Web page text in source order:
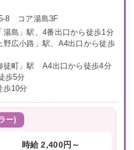
8 コア湯島3F
湯島」駅、4番出口から徒歩1分
野広小路」駅、A4出口から徒歩
徒町」駅 A4出口から徒歩4分
歩5分
歩10分
ー)
時給 2,400円～